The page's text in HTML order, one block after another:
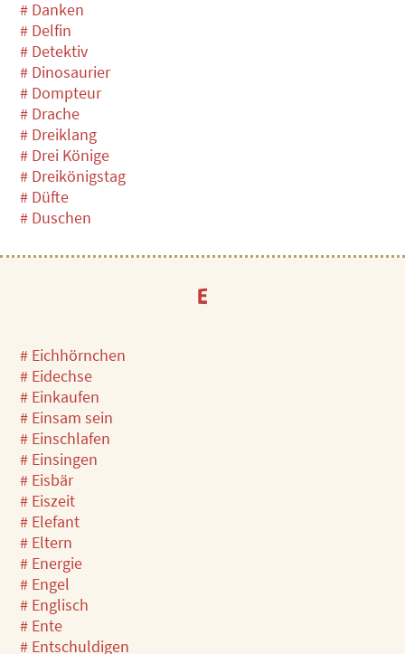
# Danken
# Delfin
# Detektiv
# Dinosaurier
# Dompteur
# Drache
# Dreiklang
# Drei Könige
# Dreikönigstag
# Düfte
# Duschen
E
# Eichhörnchen
# Eidechse
# Einkaufen
# Einsam sein
# Einschlafen
# Einsingen
# Eisbär
# Eiszeit
# Elefant
# Eltern
# Energie
# Engel
# Englisch
# Ente
# Entschuldigen